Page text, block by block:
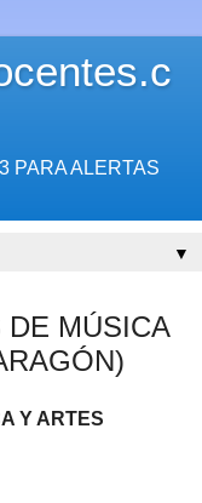
PARA ALERTAS
▼
DE MÚSICA
Y ARTES